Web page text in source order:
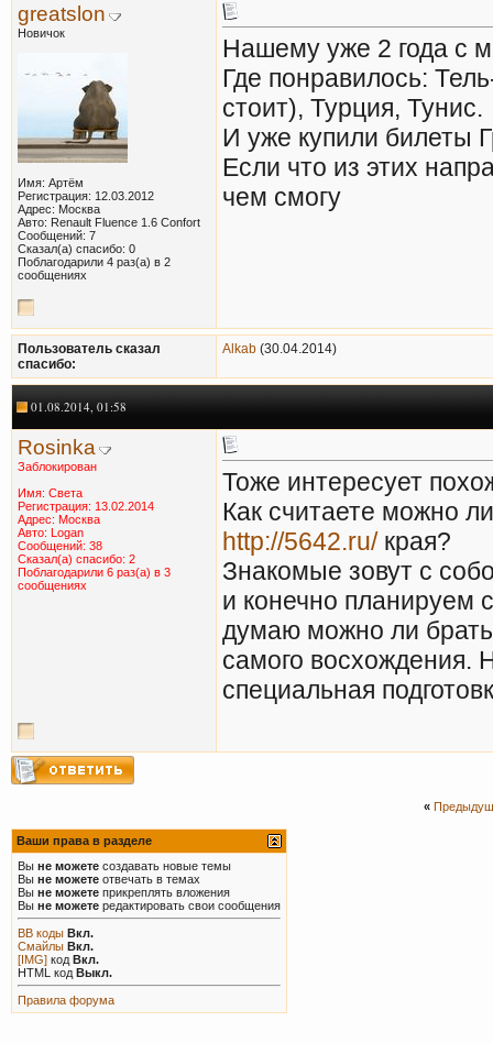
greatslon
Новичок
Имя: Артём
Регистрация: 12.03.2012
Адрес: Москва
Авто: Renault Fluence 1.6 Confort
Сообщений: 7
Сказал(а) спасибо: 0
Поблагодарили 4 раз(а) в 2
сообщениях
Нашему уже 2 года с
Где понравилось:
стоит), Турция, Тунис.
И уже купили билеты
Если что из этих
чем смогу
Пользователь сказал
cпасибо:
Alkab (30.04.2014)
01.08.2014, 01:58
Rosinka
Заблокирован
Имя: Света
Регистрация: 13.02.2014
Адрес: Москва
Авто: Logan
Сообщений: 38
Сказал(а) спасибо: 2
Поблагодарили 6 раз(а) в 3
сообщениях
Тоже интересует
Как считаете можно
http://5642.ru/края?
Знакомые зовут с
и конечно планируем
думаю можно ли
самого восхождения.
специальная
«
Ваши права в разделе
Вы не можете создавать новые темы
Вы не можете отвечать в темах
Вы не можете прикреплять вложения
Вы не можете редактировать свои сообщения
BB коды Вкл.
Смайлы Вкл.
[IMG] код Вкл.
HTML код Выкл.
Правила форума